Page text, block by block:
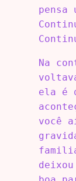
pensa
Na
ela é
você